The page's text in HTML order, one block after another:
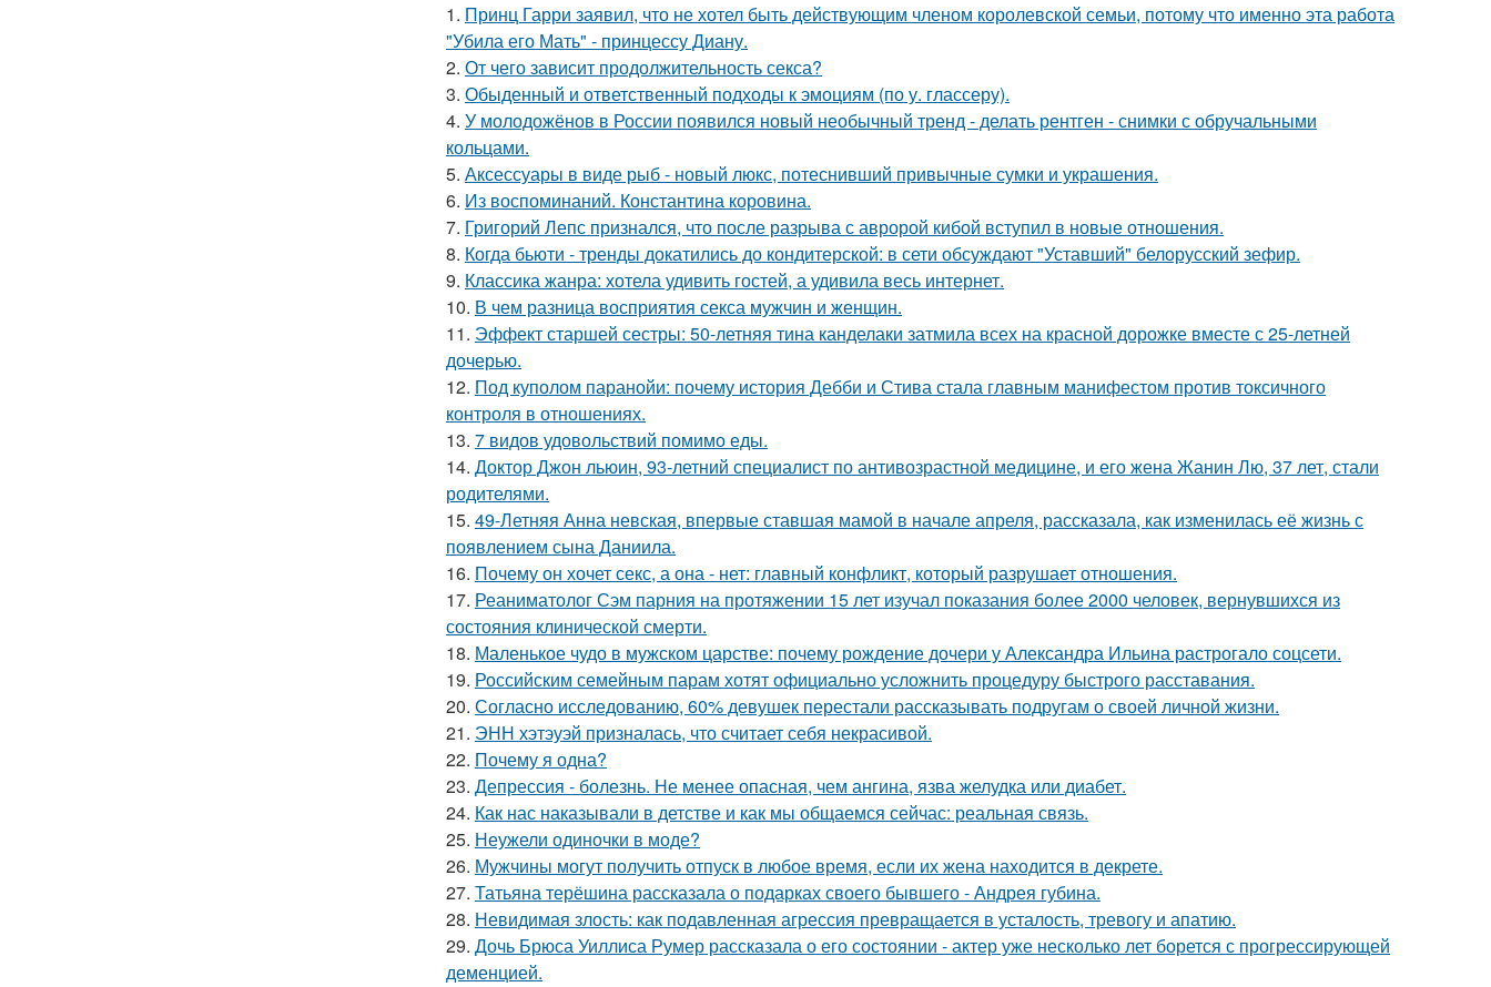
1. Принц Гарри заявил, что не хотел быть действующим членом королевской семьи, потому что именно эта работа
"Убила его Мать" - принцессу Диану.
2. От чего зависит продолжительность секса?
3. Обыденный и ответственный подходы к эмоциям (по у. глассеру).
4. У молодожёнов в России появился новый необычный тренд - делать рентген - снимки с обручальными
кольцами.
5. Аксессуары в виде рыб - новый люкс, потеснивший привычные сумки и украшения.
6. Из воспоминаний. Константина коровина.
7. Григорий Лепс признался, что после разрыва с авророй кибой вступил в новые отношения.
8. Когда бьюти - тренды докатились до кондитерской: в сети обсуждают "Уставший" белорусский зефир.
9. Классика жанра: хотела удивить гостей, а удивила весь интернет.
10. В чем разница восприятия секса мужчин и женщин.
11. Эффект старшей сестры: 50-летняя тина канделаки затмила всех на красной дорожке вместе с 25-летней
дочерью.
12. Под куполом паранойи: почему история Дебби и Стива стала главным манифестом против токсичного
контроля в отношениях.
13. 7 видов удовольствий помимо еды.
14. Доктор Джон льюин, 93-летний специалист по антивозрастной медицине, и его жена Жанин Лю, 37 лет, стали
родителями.
15. 49-Летняя Анна невская, впервые ставшая мамой в начале апреля, рассказала, как изменилась её жизнь с
появлением сына Даниила.
16. Почему он хочет секс, а она - нет: главный конфликт, который разрушает отношения.
17. Реаниматолог Сэм парния на протяжении 15 лет изучал показания более 2000 человек, вернувшихся из
состояния клинической смерти.
18. Маленькое чудо в мужском царстве: почему рождение дочери у Александра Ильина растрогало соцсети.
19. Российским семейным парам хотят официально усложнить процедуру быстрого расставания.
20. Согласно исследованию, 60% девушек перестали рассказывать подругам о своей личной жизни.
21. ЭНН хэтэуэй призналась, что считает себя некрасивой.
22. Почему я одна?
23. Депрессия - болезнь. Не менее опасная, чем ангина, язва желудка или диабет.
24. Как нас наказывали в детстве и как мы общаемся сейчас: реальная связь.
25. Неужели одиночки в моде?
26. Мужчины могут получить отпуск в любое время, если их жена находится в декрете.
27. Татьяна терёшина рассказала о подарках своего бывшего - Андрея губина.
28. Невидимая злость: как подавленная агрессия превращается в усталость, тревогу и апатию.
29. Дочь Брюса Уиллиса Румер рассказала о его состоянии - актер уже несколько лет борется с прогрессирующей
деменцией.